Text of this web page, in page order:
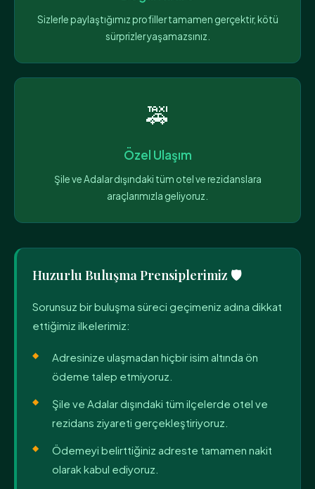
Sizlerle paylaştığımız profiller tamamen gerçektir, kötü
sürprizler yaşamazsınız.
🚕
Özel Ulaşım
Şile ve Adalar dışındaki tüm otel ve rezidanslara
araçlarımızla geliyoruz.
Huzurlu Buluşma Prensiplerimiz 🛡️
Sorunsuz bir buluşma süreci geçimeniz adına dikkat
ettiğimiz ilkelerimiz:
Adresinize ulaşmadan hiçbir isim altında ön
ödeme talep etmiyoruz.
Şile ve Adalar dışındaki tüm ilçelerde otel ve
rezidans ziyareti gerçekleştiriyoruz.
Ödemeyi belirttiğiniz adreste tamamen nakit
olarak kabul ediyoruz.